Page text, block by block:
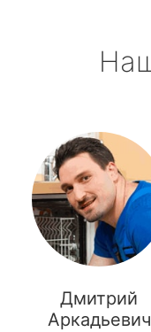
Дмитрий
Аркадьевич